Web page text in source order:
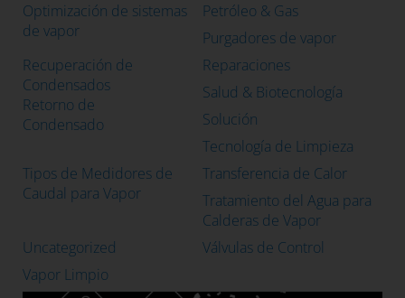
Optimización de sistemas
de vapor
Petróleo & Gas
Purgadores de vapor
Recuperación de
Condensados
Retorno de
Condensado
Reparaciones
Salud & Biotecnología
Solución
Tecnología de Limpieza
Tipos de Medidores de
Caudal para Vapor
Transferencia de Calor
Tratamiento del Agua para
Calderas de Vapor
Uncategorized
Válvulas de Control
Vapor Limpio